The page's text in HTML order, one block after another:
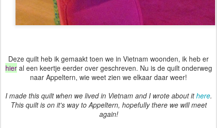
Deze quilt heb ik gemaakt toen we in Vietnam woonden, ik heb er
hieral een keertje eerder over geschreven. Nu is de quilt onderweg
naar Appeltern, wie weet zien we elkaar daar weer!
I made this quilt when we lived in Vietnam and I wrote about ithere.
This quilt is on it's way to Appeltern, hopefully there we will meet
again!